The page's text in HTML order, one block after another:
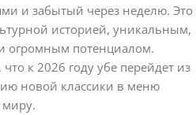
и забытый через неделю. Это
историей, уникальным,
огромным потенциалом.
к 2026 году убе перейдет из
новой классики в меню
миру.